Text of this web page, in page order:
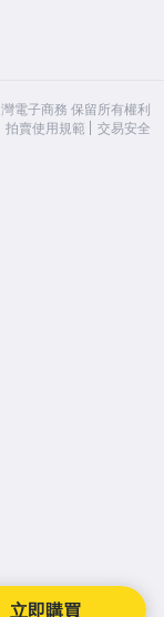
立即購買
電子商務 保留所有權利
拍賣使用規範 交易安全